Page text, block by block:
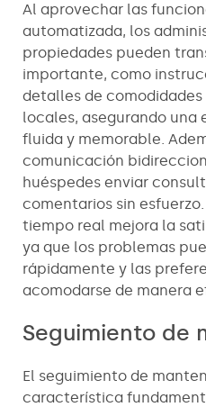
Al aprovechar las
automatizada, los
propiedades pueden
importante, como
detalles de
locales, asegurando una
fluida y memorable.
comunicación
huéspedes enviar
comentarios sin
tiempo real mejora la
ya que los problemas
rápidamente y las
acomodarse de manera
Seguimiento de
El seguimiento de
característica